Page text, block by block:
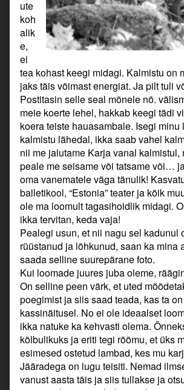
ute
koh
alik
e,
ei
tea kohast keegi midagi. Kalmistu on
jaks täis võimast energiat. Ja pilt tuli
Postitasin selle seal mõnele nö.
meie koerte lehel, hakkab keegi tädi
koera teiste hauasambale. Isegi
kalmistu lähedal, ikka saab vahel
nii me jalutame Karja vanal
peale me seisame või tatsame või…
oma vanematele väga tänulik!
balletikool, “Estonia” teater ja kõik
ole ma loomult tagasihoidlik midagi.
ikka tervitan, keda vaja!
Pealegi usun, et nii nagu sel
rüüstanud ja lõhkunud, saan ka
saada selline suurepärane foto.
Kui loomade juures juba oleme,
On selline peen värk, et uted
poegimist ja siis saad teada, kas ta
kassinäitusel. No ei ole ideaalset
ikka natuke ka kehvasti olema.
kõlbulikuks ja eriti tegi rõõmu, et üks
esimesed ostetud lambad, kes mu
Jääradega on lugu teisiti. Nemad
vanust aasta täis ja siis tullakse ja